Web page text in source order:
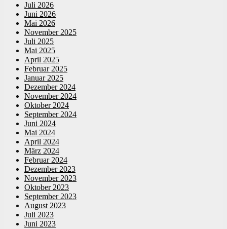
Juli 2026
Juni 2026
Mai 2026
November 2025
Juli 2025
Mai 2025
April 2025
Februar 2025
Januar 2025
Dezember 2024
November 2024
Oktober 2024
September 2024
Juni 2024
Mai 2024
April 2024
März 2024
Februar 2024
Dezember 2023
November 2023
Oktober 2023
September 2023
August 2023
Juli 2023
Juni 2023